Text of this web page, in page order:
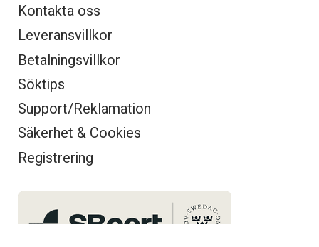
Kontakta oss
Leveransvillkor
Betalningsvillkor
Söktips
Support/Reklamation
Säkerhet & Cookies
Registrering